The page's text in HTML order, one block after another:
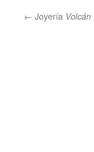
← Joyería